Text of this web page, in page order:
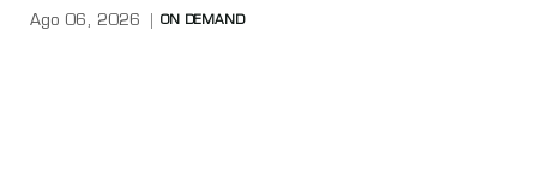
Ago 06, 2026 ON DEMAND